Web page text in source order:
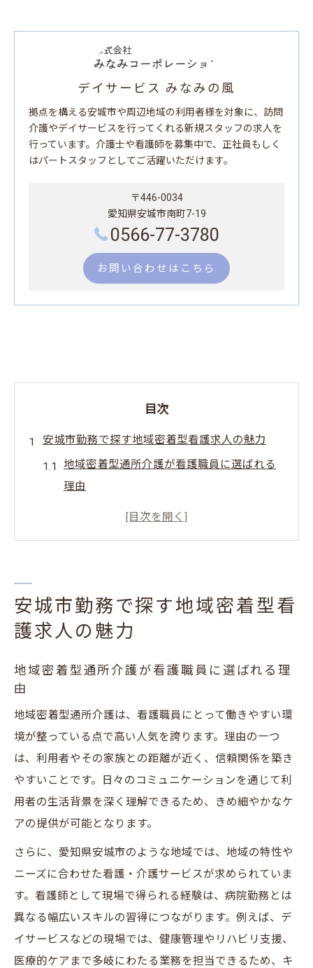
デイサービス みなみの風
拠点を構える安城市や周辺地域の利用者様を対象に、訪問
介護やデイサービスを行ってくれる新規スタッフの求人を
行っています。介護士や看護師を募集中で、正社員もしく
はパートスタッフとしてご活躍いただけます。
〒446-0034
愛知県安城市南町7-19
0566-77-3780
お問い合わせはこちら
目次
安城市勤務で探す地域密着型看護求人の魅力
地域密着型通所介護が看護職員に選ばれる
理由
安城市の看護求人で実感できる地域密着の
看護師求人安城エリアの最新トレンド紹介
地域密着型看護職員求人の応募で大切な視
地域密着型通所介護で叶う働き方とは
強み
安城市の求人で見つける働きやすい勤務形
態
ント
地域住民とつながる看護求人の魅力とは
地域密着型求人で安定したキャリアを築く
方法
安城市勤務で探す地域密着型看
護求人の魅力
地域密着型通所介護が看護職員に選ばれる理
由
地域密着型通所介護は、看護職員にとって働きやすい環
境が整っている点で高い人気を誇ります。理由の一つ
は、利用者やその家族との距離が近く、信頼関係を築き
やすいことです。日々のコミュニケーションを通じて利
用者の生活背景を深く理解できるため、きめ細やかなケ
アの提供が可能となります。
さらに、愛知県安城市のような地域では、地域の特性や
ニーズに合わせた看護・介護サービスが求められていま
す。看護師として現場で得られる経験は、病院勤務とは
異なる幅広いスキルの習得につながります。例えば、デ
イサービスなどの現場では、健康管理やリハビリ支援、
医療的ケアまで多岐にわたる業務を担当できるため、キ